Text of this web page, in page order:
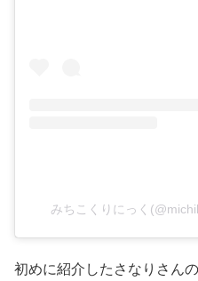
みちこくりにっく
初めに紹介したさなりさん